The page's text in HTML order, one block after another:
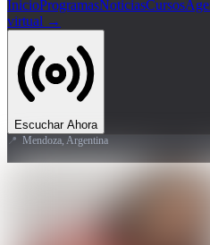
InicioProgramasNoticiasCursos
virtual →
Escuchar Ahora
📍 Mendoza, Argentina